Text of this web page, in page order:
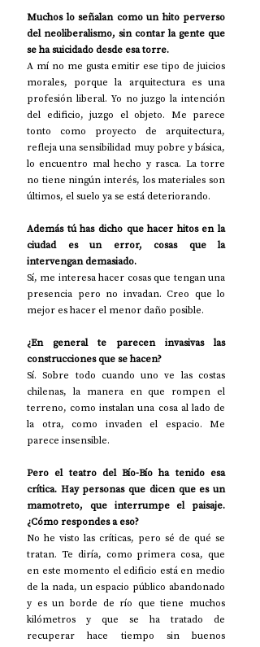
Muchos lo señalan como un hito perverso
del neoliberalismo, sin contar la gente que
se ha suicidado desde esa torre.
A mí no me gusta emitir ese tipo de juicios
morales, porque la arquitectura es una
profesión liberal. Yo no juzgo la intención
del edificio, juzgo el objeto. Me parece
tonto como proyecto de arquitectura,
refleja una sensibilidad muy pobre y básica,
lo encuentro mal hecho y rasca. La torre
no tiene ningún interés, los materiales son
últimos, el suelo ya se está deteriorando.
Además tú has dicho que hacer hitos en la
ciudad es un error, cosas que la
intervengan demasiado.
Sí, me interesa hacer cosas que tengan una
presencia pero no invadan. Creo que lo
mejor es hacer el menor daño posible.
¿En general te parecen invasivas las
construcciones que se hacen?
Sí. Sobre todo cuando uno ve las costas
chilenas, la manera en que rompen el
terreno, como instalan una cosa al lado de
la otra, como invaden el espacio. Me
parece insensible.
Pero el teatro del Bío-Bío ha tenido esa
crítica. Hay personas que dicen que es un
mamotreto, que interrumpe el paisaje.
¿Cómo respondes a eso?
No he visto las críticas, pero sé de qué se
tratan. Te diría, como primera cosa, que
en este momento el edificio está en medio
de la nada, un espacio público abandonado
y es un borde de río que tiene muchos
kilómetros y que se ha tratado de
recuperar hace tiempo sin buenos